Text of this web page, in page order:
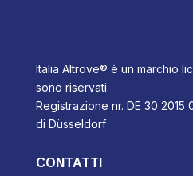
Italia Altrove® è un marchio
sono riservati.
Registrazione nr. DE 30
di Düsseldorf
CONTATTI